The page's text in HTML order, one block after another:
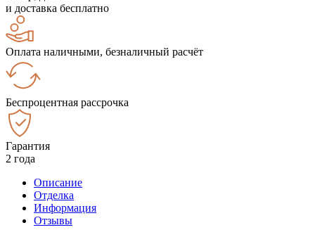
и доставка бесплатно
Оплата наличными, безналичный расчёт
Беспроцентная рассрочка
Гарантия
2 года
Описание
Отделка
Информация
Отзывы